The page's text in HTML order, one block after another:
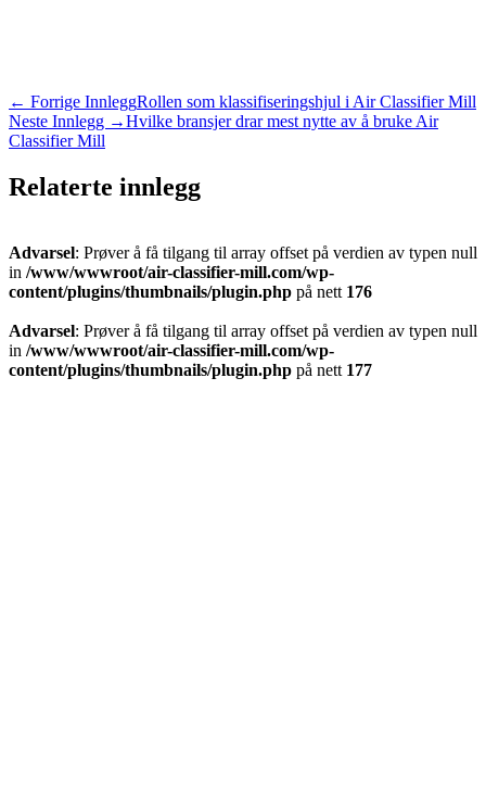
← Forrige InnleggRollen som klassifiseringshjul i Air Classifier Mill
Neste Innlegg →Hvilke bransjer drar mest nytte av å bruke Air
Classifier Mill
Relaterte innlegg
Advarsel: Prøver å få tilgang til array offset på verdien av typen null
in /www/wwwroot/air-classifier-mill.com/wp-
content/plugins/thumbnails/plugin.php på nett 176
Advarsel: Prøver å få tilgang til array offset på verdien av typen null
in /www/wwwroot/air-classifier-mill.com/wp-
content/plugins/thumbnails/plugin.php på nett 177